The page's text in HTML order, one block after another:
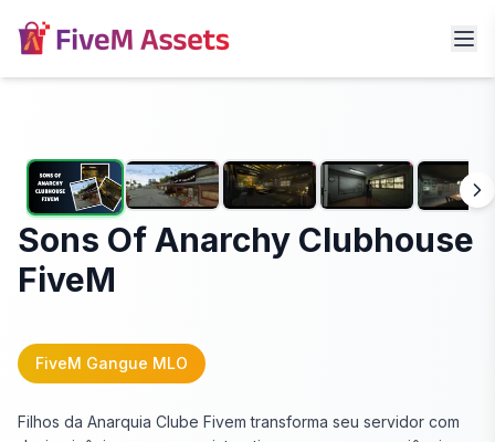
Sons Of Anarchy Clubhouse
FiveM
FiveM Gangue MLO
Filhos da Anarquia Clube Fivem transforma seu servidor com